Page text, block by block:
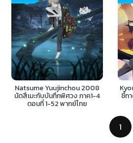
Natsume Yuujinchou 2008
นัตสึเมะกับบันทึกพิศวง ภาค1-4
ตอนที่ 1-52 พากย์ไทย
ชี้ท
1